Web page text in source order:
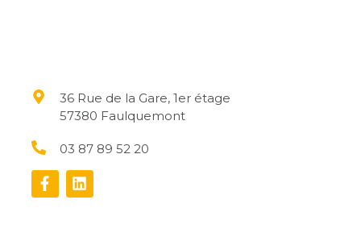
36 Rue de la Gare, 1er étage
57380 Faulquemont
03 87 89 52 20